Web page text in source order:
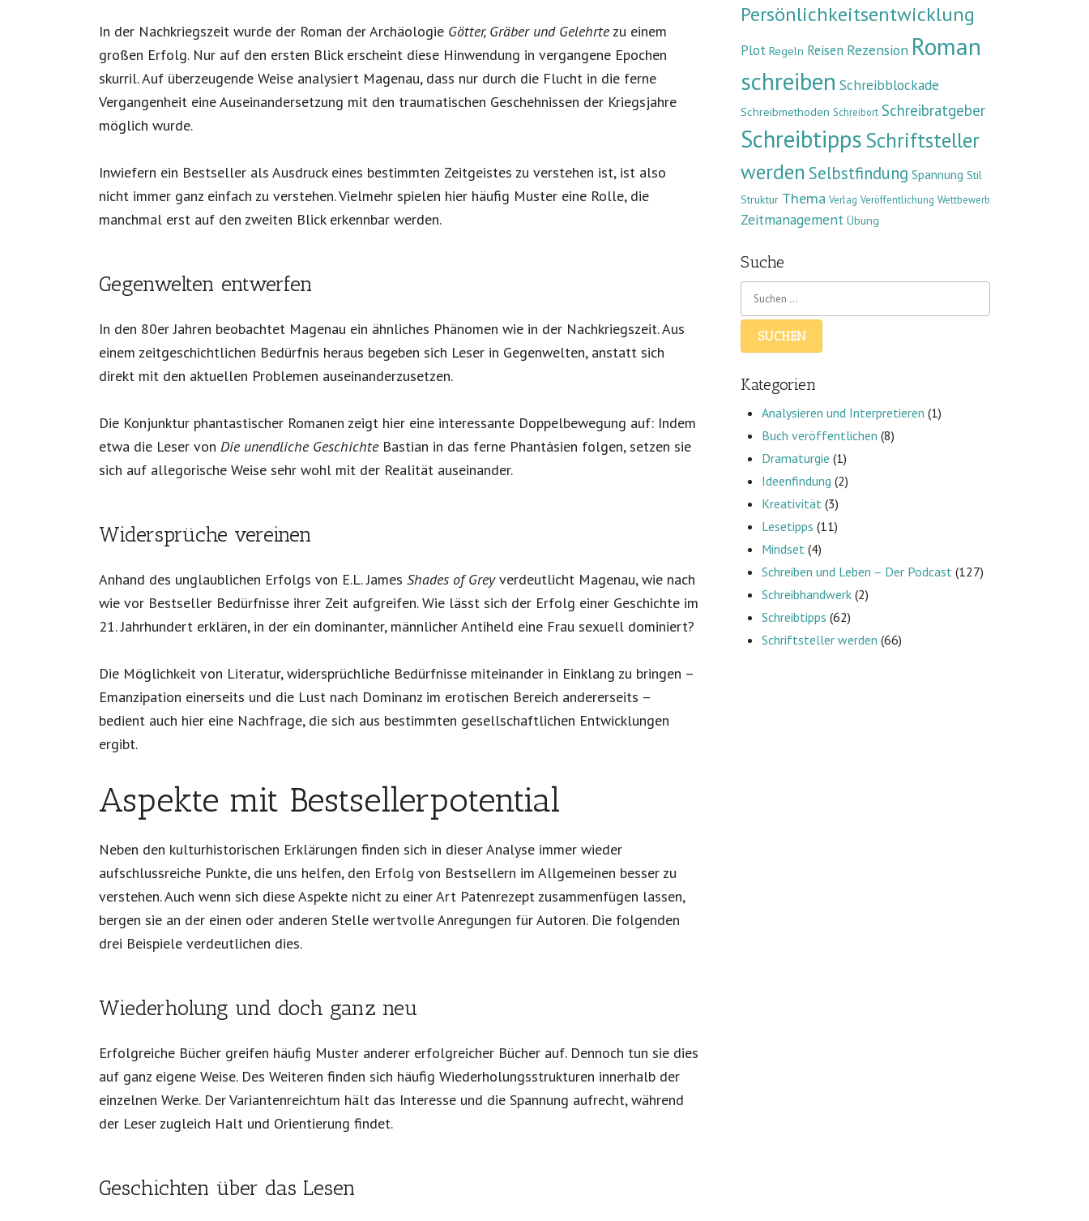
In der Nachkriegszeit wurde der Roman der Archäologie Götter, Gräber und Gelehrtezu einem
großen Erfolg. Nur auf den ersten Blick erscheint diese Hinwendung in vergangene Epochen
skurril. Auf überzeugende Weise analysiert Magenau, dass nur durch die Flucht in die ferne
Vergangenheit eine Auseinandersetzung mit den traumatischen Geschehnissen der Kriegsjahre
möglich wurde.
Inwiefern ein Bestseller als Ausdruck eines bestimmten Zeitgeistes zu verstehen ist, ist also
nicht immer ganz einfach zu verstehen. Vielmehr spielen hier häufig Muster eine Rolle, die
manchmal erst auf den zweiten Blick erkennbar werden.
Gegenwelten entwerfen
In den 80er Jahren beobachtet Magenau ein ähnliches Phänomen wie in der Nachkriegszeit. Aus
einem zeitgeschichtlichen Bedürfnis heraus begeben sich Leser in Gegenwelten, anstatt sich
direkt mit den aktuellen Problemen auseinanderzusetzen.
Die Konjunktur phantastischer Romanen zeigt hier eine interessante Doppelbewegung auf: Indem
etwa die Leser von Die unendliche GeschichteBastian in das ferne Phantásien folgen, setzen sie
sich auf allegorische Weise sehr wohl mit der Realität auseinander.
Widersprüche vereinen
Anhand des unglaublichen Erfolgs von E.L. James Shades of Greyverdeutlicht Magenau, wie nach
wie vor Bestseller Bedürfnisse ihrer Zeit aufgreifen. Wie lässt sich der Erfolg einer Geschichte im
21. Jahrhundert erklären, in der ein dominanter, männlicher Antiheld eine Frau sexuell dominiert?
Die Möglichkeit von Literatur, widersprüchliche Bedürfnisse miteinander in Einklang zu bringen –
Emanzipation einerseits und die Lust nach Dominanz im erotischen Bereich andererseits –
bedient auch hier eine Nachfrage, die sich aus bestimmten gesellschaftlichen Entwicklungen
ergibt.
Aspekte mit Bestsellerpotential
Neben den kulturhistorischen Erklärungen finden sich in dieser Analyse immer wieder
aufschlussreiche Punkte, die uns helfen, den Erfolg von Bestsellern im Allgemeinen besser zu
verstehen. Auch wenn sich diese Aspekte nicht zu einer Art Patenrezept zusammenfügen lassen,
bergen sie an der einen oder anderen Stelle wertvolle Anregungen für Autoren. Die folgenden
drei Beispiele verdeutlichen dies.
Wiederholung und doch ganz neu
Erfolgreiche Bücher greifen häufig Muster anderer erfolgreicher Bücher auf. Dennoch tun sie dies
auf ganz eigene Weise. Des Weiteren finden sich häufig Wiederholungsstrukturen innerhalb der
einzelnen Werke. Der Variantenreichtum hält das Interesse und die Spannung aufrecht, während
der Leser zugleich Halt und Orientierung findet.
Geschichten über das Lesen
Persönlichkeitsentwicklung
Plot Regeln Reisen Rezension Roman
schreiben Schreibblockade
Schreibmethoden Schreibort Schreibratgeber
SchreibtippsSchriftsteller
werden Selbstfindung Spannung Stil
Struktur Thema Verlag Veröffentlichung Wettbewerb
Zeitmanagement Übung
Suche
Kategorien
Analysieren und Interpretieren (1)
Buch veröffentlichen (8)
Dramaturgie (1)
Ideenfindung (2)
Kreativität (3)
Lesetipps (11)
Mindset (4)
Schreiben und Leben – Der Podcast (127)
Schreibhandwerk(2)
Schreibtipps (62)
Schriftsteller werden (66)